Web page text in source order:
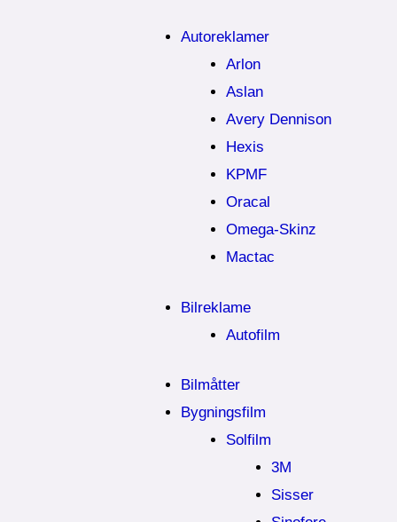
Autoreklamer
Arlon
Aslan
Avery Dennison
Hexis
KPMF
Oracal
Omega-Skinz
Mactac
Bilreklame
Autofilm
Bilmåtter
Bygningsfilm
Solfilm
3M
Sisser